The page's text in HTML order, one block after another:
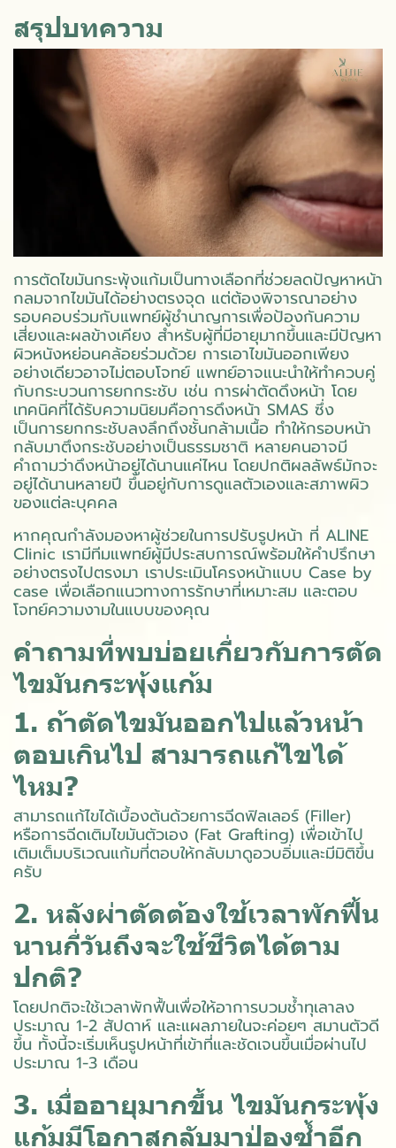
สรุปบทความ
การตัดไขมันกระพุ้งแก้มเป็นทางเลือกที่ช่วยลดปัญหาหน้า
กลมจากไขมันได้อย่างตรงจุด แต่ต้องพิจารณาอย่าง
รอบคอบร่วมกับแพทย์ผู้ชำนาญการเพื่อป้องกันความ
เสี่ยงและผลข้างเคียง สำหรับผู้ที่มีอายุมากขึ้นและมีปัญหา
ผิวหนังหย่อนคล้อยร่วมด้วย การเอาไขมันออกเพียง
อย่างเดียวอาจไม่ตอบโจทย์ แพทย์อาจแนะนำให้ทำควบคู่
กับกระบวนการยกกระชับ เช่น การผ่าตัดดึงหน้า โดย
เทคนิคที่ได้รับความนิยมคือการดึงหน้า SMAS ซึ่ง
เป็นการยกกระชับลงลึกถึงชั้นกล้ามเนื้อ ทำให้กรอบหน้า
กลับมาตึงกระชับอย่างเป็นธรรมชาติ หลายคนอาจมี
คำถามว่าดึงหน้าอยู่ได้นานแค่ไหน โดยปกติผลลัพธ์มักจะ
อยู่ได้นานหลายปี ขึ้นอยู่กับการดูแลตัวเองและสภาพผิว
ของแต่ละบุคคล
หากคุณกำลังมองหาผู้ช่วยในการปรับรูปหน้า ที่ ALINE
Clinic เรามีทีมแพทย์ผู้มีประสบการณ์พร้อมให้คำปรึกษา
อย่างตรงไปตรงมา เราประเมินโครงหน้าแบบ Case by
case เพื่อเลือกแนวทางการรักษาที่เหมาะสม และตอบ
โจทย์ความงามในแบบของคุณ
คำถามที่พบบ่อยเกี่ยวกับการตัด
ไขมันกระพุ้งแก้ม
1. ถ้าตัดไขมันออกไปแล้วหน้า
ตอบเกินไป สามารถแก้ไขได้
ไหม?
สามารถแก้ไขได้เบื้องต้นด้วยการฉีดฟิลเลอร์ (Filler)
หรือการฉีดเติมไขมันตัวเอง (Fat Grafting) เพื่อเข้าไป
เติมเต็มบริเวณแก้มที่ตอบให้กลับมาดูอวบอิ่มและมีมิติขึ้น
ครับ
2. หลังผ่าตัดต้องใช้เวลาพักฟื้น
นานกี่วันถึงจะใช้ชีวิตได้ตาม
ปกติ?
โดยปกติจะใช้เวลาพักฟื้นเพื่อให้อาการบวมช้ำทุเลาลง
ประมาณ 1-2 สัปดาห์ และแผลภายในจะค่อยๆ สมานตัวดี
ขึ้น ทั้งนี้จะเริ่มเห็นรูปหน้าที่เข้าที่และชัดเจนขึ้นเมื่อผ่านไป
ประมาณ 1-3 เดือน
3. เมื่ออายุมากขึ้น ไขมันกระพุ้ง
แก้มมีโอกาสกลับมาป่องซ้ำอีก